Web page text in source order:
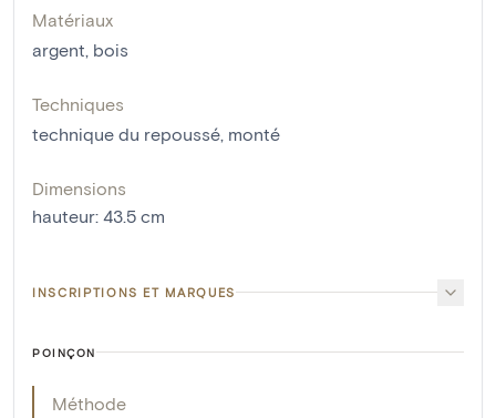
Matériaux
argent, bois
Techniques
technique du repoussé, monté
Dimensions
hauteur: 43.5 cm
INSCRIPTIONS ET MARQUES
POINÇON
Méthode